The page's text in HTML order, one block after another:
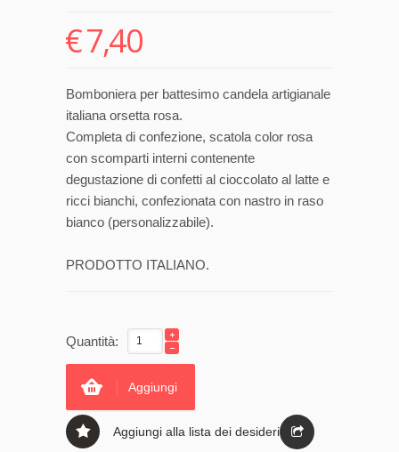
€7,40
Bomboniera per battesimo candela artigianale
italiana orsetta rosa.
Completa di confezione, scatola color rosa
con scomparti interni contenente
degustazione di confetti al cioccolato al latte e
ricci bianchi, confezionata con nastro in raso
bianco (personalizzabile).
PRODOTTO ITALIANO.
Quantità:
Aggiungi
Aggiungi alla lista dei desideri